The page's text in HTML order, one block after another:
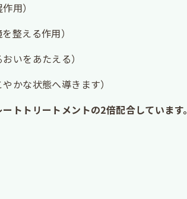
用）
整える作用）
いをあたえる）
かな状態へ導きます）
トトリートメントの2倍配合しています。